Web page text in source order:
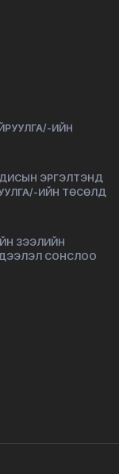
ИЙН
ЭРГЭЛТЭНД
ИЙН ТӨСӨЛД
ЗЭЭЛИЙН
СОНСЛОО